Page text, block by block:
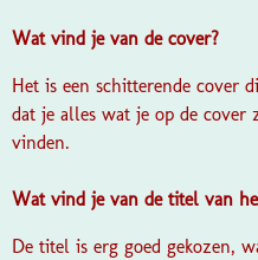
Wat vind je van de cover?
Het is een schitterende cover
dat je alles wat je op de
vinden.
Wat vind je van de titel van
De titel is erg goed gekozen,